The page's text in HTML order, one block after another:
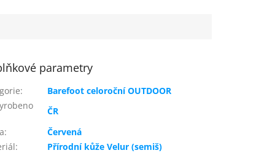
parametry
:
Barefoot celoroční OUTDOOR
ČR
:
Červená
:
Přírodní kůže Velur (semiš)